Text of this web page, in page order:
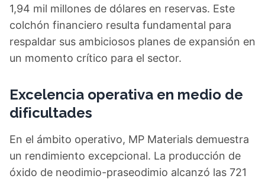
1,94 mil millones de dólares en reservas. Este
colchón financiero resulta fundamental para
respaldar sus ambiciosos planes de expansión en
un momento crítico para el sector.
Excelencia operativa en medio de
dificultades
En el ámbito operativo, MP Materials demuestra
un rendimiento excepcional. La producción de
óxido de neodimio-praseodimio alcanzó las 721